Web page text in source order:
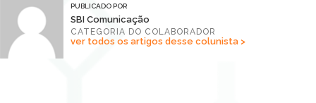
PUBLICADO POR
SBI Comunicação
CATEGORIA DO COLABORADOR
ver todos os artigos desse colunista >